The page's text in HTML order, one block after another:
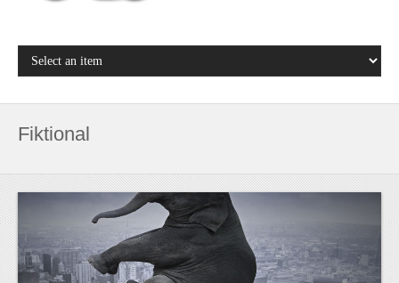
Fiktional